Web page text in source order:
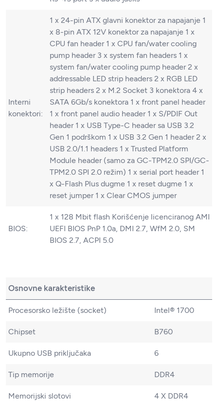
Interni
konektori:
1 x 24-pin ATX glavni konektor za napajanje 1
x 8-pin ATX 12V konektor za napajanje 1 x
CPU fan header 1 x CPU fan/water cooling
pump header 3 x system fan headers 1 x
system fan/water cooling pump header 2 x
addressable LED strip headers 2 x RGB LED
strip headers 2 x M.2 Socket 3 konektora 4 x
SATA 6Gb/s konektora 1 x front panel header
1 x front panel audio header 1 x S/PDIF Out
header 1 x USB Type-C header sa USB 3.2
Gen 1 podrškom 1 x USB 3.2 Gen 1 header 2 x
USB 2.0/1.1 headers 1 x Trusted Platform
Module header (samo za GC-TPM2.0 SPI/GC-
TPM2.0 SPI 2.0 režim) 1 x serial port header 1
x Q-Flash Plus dugme 1 x reset dugme 1 x
reset jumper 1 x Clear CMOS jumper
BIOS:
1 x 128 Mbit flash Korišćenje licenciranog AMI
UEFI BIOS PnP 1.0a, DMI 2.7, WfM 2.0, SM
BIOS 2.7, ACPI 5.0
Osnovne karakteristike
Procesorsko ležište (socket) Intel® 1700
Chipset B760
Ukupno USB priključaka 6
Tip memorije DDR4
Memorijski slotovi 4 X DDR4